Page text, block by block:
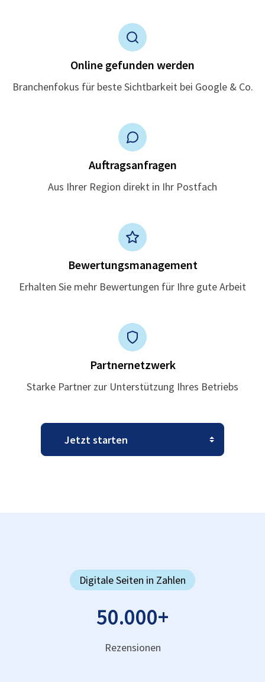
Online gefunden werden
Branchenfokus für beste Sichtbarkeit bei Google & Co.
Auftragsanfragen
Aus Ihrer Region direkt in Ihr Postfach
Bewertungsmanagement
Erhalten Sie mehr Bewertungen für Ihre gute Arbeit
Partnernetzwerk
Starke Partner zur Unterstützung Ihres Betriebs
Digitale Seiten in Zahlen
50.000+
Rezensionen